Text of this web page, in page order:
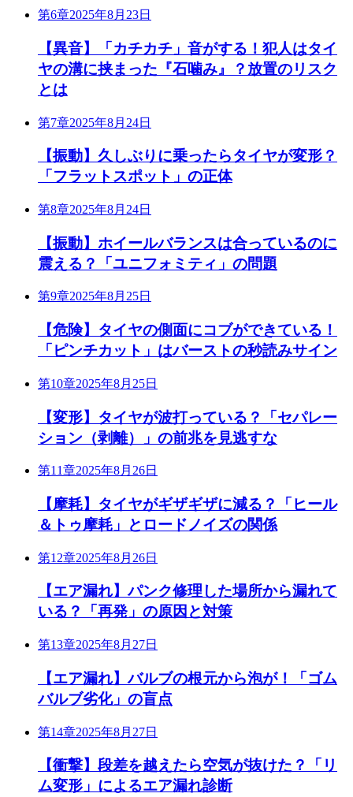
第6章2025年8月23日
【異音】「カチカチ」音がする！犯人はタイ
ヤの溝に挟まった『石噛み』？放置のリスク
とは
第7章2025年8月24日
【振動】久しぶりに乗ったらタイヤが変形？
「フラットスポット」の正体
第8章2025年8月24日
【振動】ホイールバランスは合っているのに
震える？「ユニフォミティ」の問題
第9章2025年8月25日
【危険】タイヤの側面にコブができている！
「ピンチカット」はバーストの秒読みサイン
第10章2025年8月25日
【変形】タイヤが波打っている？「セパレー
ション（剥離）」の前兆を見逃すな
第11章2025年8月26日
【摩耗】タイヤがギザギザに減る？「ヒール
＆トゥ摩耗」とロードノイズの関係
第12章2025年8月26日
【エア漏れ】パンク修理した場所から漏れて
いる？「再発」の原因と対策
第13章2025年8月27日
【エア漏れ】バルブの根元から泡が！「ゴム
バルブ劣化」の盲点
第14章2025年8月27日
【衝撃】段差を越えたら空気が抜けた？「リ
ム変形」によるエア漏れ診断